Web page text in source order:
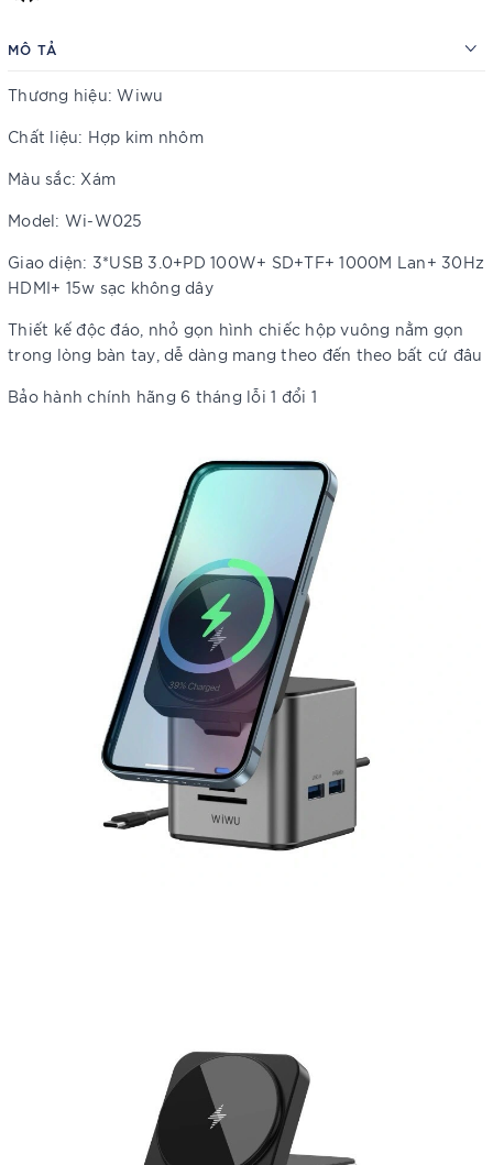
MÔ TẢ
Thương hiệu: Wiwu
Chất liệu: Hợp kim nhôm
Màu sắc: Xám
Model: Wi-W025
Giao diện: 3*USB 3.0+PD 100W+ SD+TF+ 1000M Lan+ 30Hz
HDMI+ 15w sạc không dây
Thiết kế độc đáo, nhỏ gọn hình chiếc hộp vuông nằm gọn
trong lòng bàn tay, dễ dàng mang theo đến theo bất cứ đâu
Bảo hành chính hãng 6 tháng lỗi 1 đổi 1